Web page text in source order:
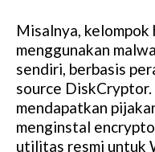
Misalnya, kelompok
menggunakan
sendiri, berbasis
source
mendapatkan
menginstal
utilitas resmi untuk